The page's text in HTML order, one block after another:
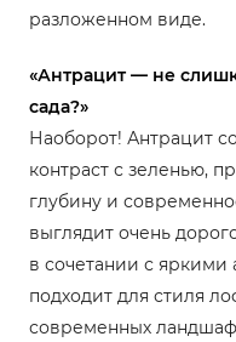
разложенном виде.
«Антрацит — не
сада?»
Наоборот! Антрацит
контраст с зеленью,
глубину и
выглядит очень
в сочетании с
подходит для стиля
современных